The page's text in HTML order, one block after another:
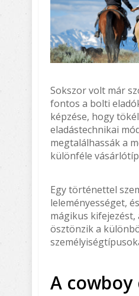
Sokszor volt már
fontos a bolti
képzése, hogy
eladástechnikai
megtalálhassák a
különféle
Egy történettel
leleményességet,
mágikus kifejezést,
ösztönzik a
A cowboy